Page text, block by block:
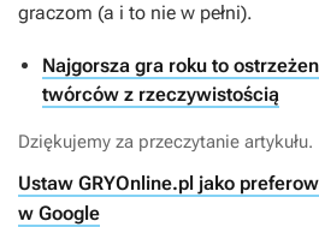
graczom (a i to nie w pełni).
Najgorsza gra roku to
twórców z rzeczywistością
Dziękujemy za przeczytanie artykułu.
Ustaw GRYOnline.pl jako
w Google